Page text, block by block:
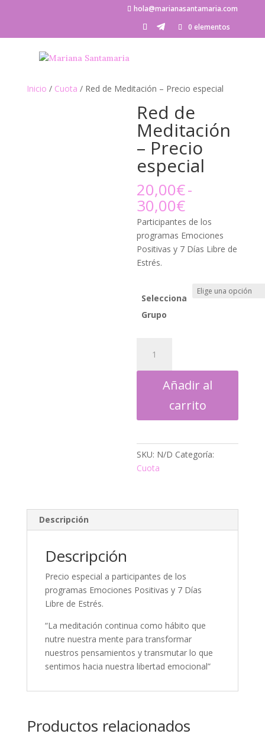
hola@marianasantamaria.com
0 elementos
Inicio / Cuota / Red de Meditación – Precio especial
Red de
Meditación
– Precio
especial
20,00€-
30,00€Rango
de
precios:
desde
20,00€
30,00€
Participantes de los
programas Emociones
Positivas y 7 Días Libre de
Estrés.
Selecciona
Grupo
Meditación
Añadir al
carrito
SKU: N/D Categoría:
Cuota
Descripción
Descripción
Precio especial a participantes de los
programas Emociones Positivas y 7 Días
Libre de Estrés.
“La meditación continua como hábito que
nutre nuestra mente para transformar
nuestros pensamientos y transmutar lo que
sentimos hacia nuestra libertad emocional”
Productos relacionados